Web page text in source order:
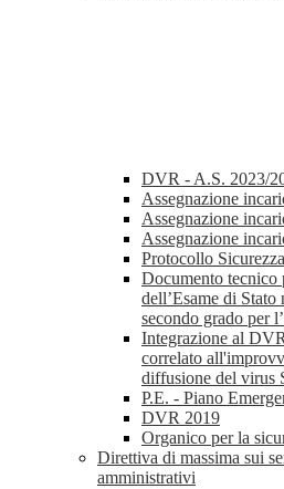
DVR - A.S. 2023/
Assegnazione
Assegnazione
Assegnazione
Protocollo
Documento tecnico
dell’Esame di Stato
secondo grado per
Integrazione al
correlato
diffusione del virus
P.E. - Piano
DVR 2019
Organico per la
Direttiva di massima sui
amministrativi